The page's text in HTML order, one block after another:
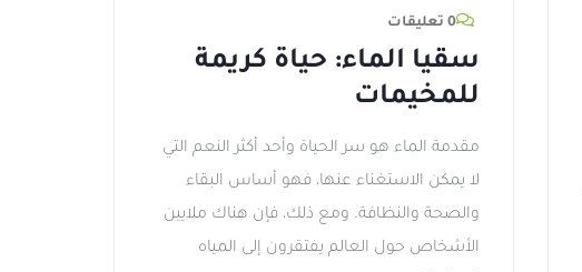
0 تعليقات
سقيا الماء: حياة كريمة
للمخيمات
مقدمة الماء هو سر الحياة وأحد أكثر النعم التي
لا يمكن الاستغناء عنها، فهو أساس البقاء
والصحة والنظافة. ومع ذلك، فإن هناك ملايين
الأشخاص حول العالم يفتقرون إلى المياه